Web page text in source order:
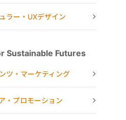
ラー・UXデザイン
Sustainable Futures
ツ・マーケティング
・プロモーション